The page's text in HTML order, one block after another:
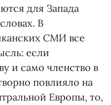
для Запада
В
СМИ все
если
и само членство в
повлияло на
Европы, то,